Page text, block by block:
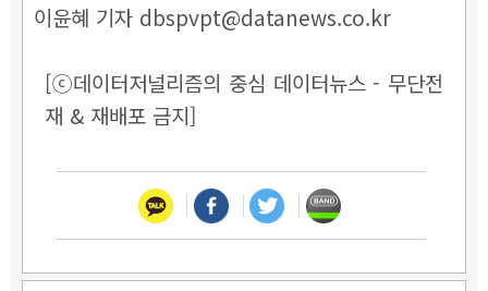
이윤혜 기자 dbspvpt@datanews.co.kr
[ⓒ데이터저널리즘의 중심 데이터뉴스 - 무단전
재 & 재배포 금지]